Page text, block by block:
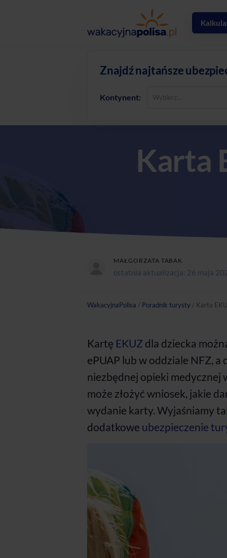
Znajdź najtańsze
Kontynent:
Karta
MAŁGORZATA TABAK
ostatnia aktualizacja: 26 maja
WakacyjnaPolisa / Poradnik turysty / Karta
Kartę EKUZ dla dziecka
ePUAP lub w oddziale NFZ,
niezbędnej opieki medycznej
może złożyć wniosek, jakie
wydanie karty. Wyjaśniamy
dodatkowe ubezpieczenie